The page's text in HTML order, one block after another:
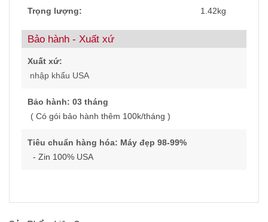
Trọng lượng: 1.42kg
Bảo hành - Xuất xứ
Xuất xứ:
nhập khẩu USA
Bảo hành: 03 tháng
( Có gói bảo hành thêm 100k/tháng )
Tiêu chuẩn hàng hóa: Máy đẹp 98-99%
- Zin 100% USA